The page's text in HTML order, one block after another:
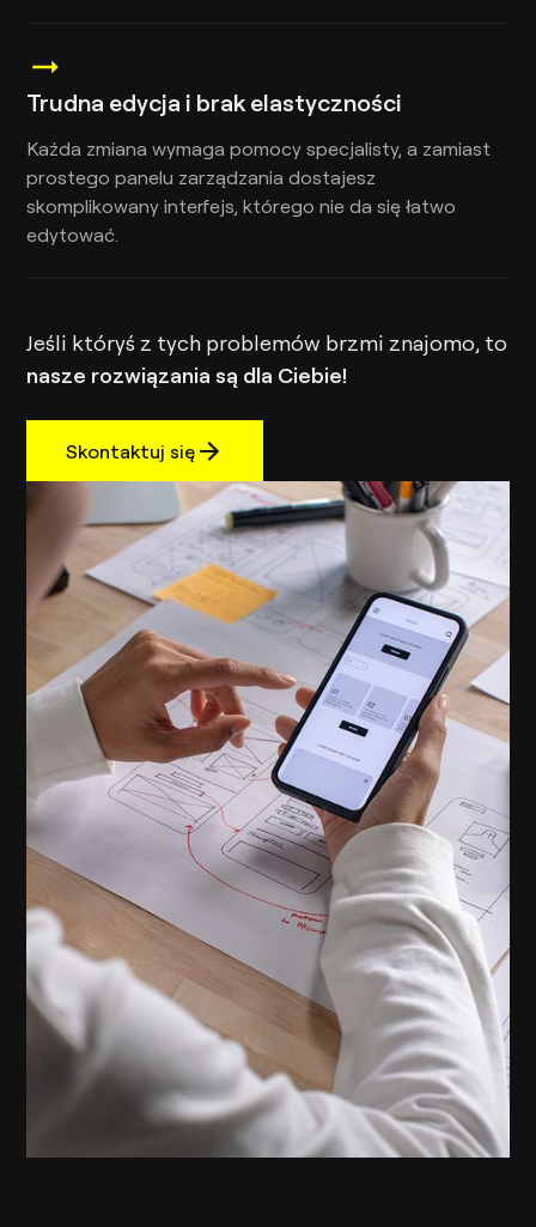
Trudna edycja i brak elastyczności
Każda zmiana wymaga pomocy specjalisty, a zamiast
prostego panelu zarządzania dostajesz
skomplikowany interfejs, którego nie da się łatwo
edytować.
Jeśli któryś z tych problemów brzmi znajomo, to
nasze rozwiązania są dla Ciebie!
Skontaktuj się